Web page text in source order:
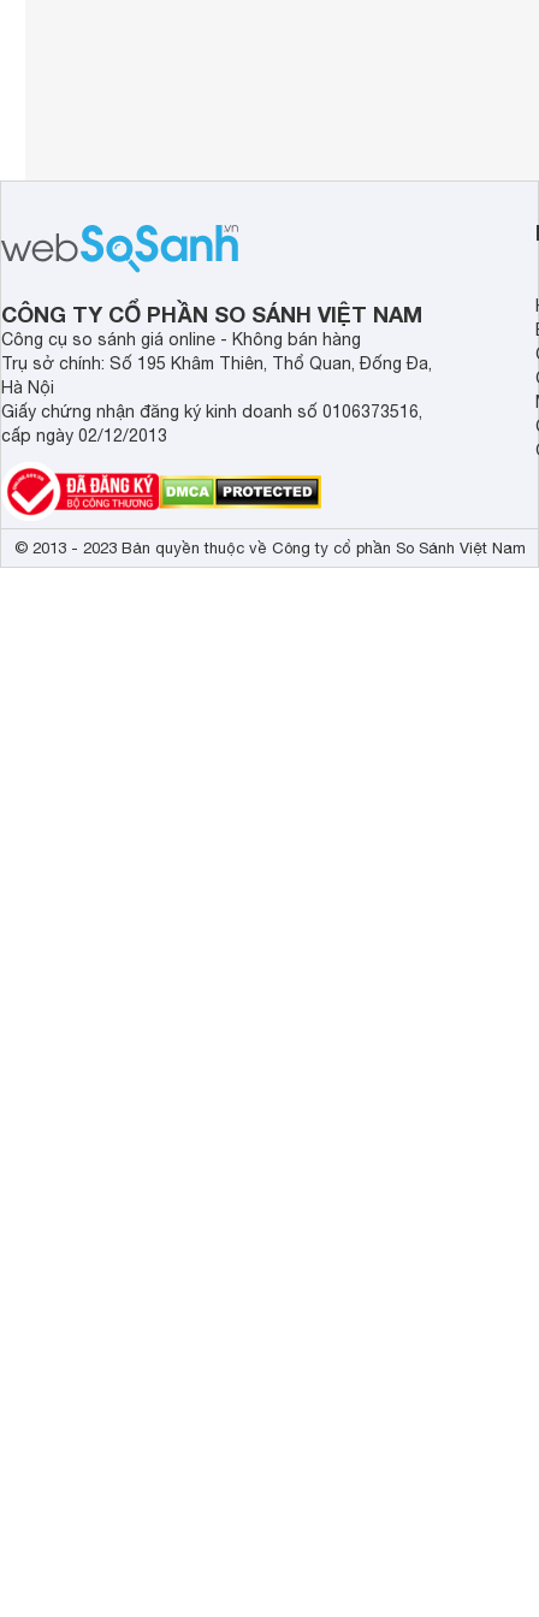
CÔNG TY CỔ PHẦN SO SÁNH VIỆT NAM
Công cụ so sánh giá online - Không bán hàng
Trụ sở chính: Số 195 Khâm Thiên, Thổ Quan, Đống Đa,
Hà Nội
Giấy chứng nhận đăng ký kinh doanh số 0106373516,
cấp ngày 02/12/2013
© 2013 - 2023 Bản quyền thuộc về Công ty cổ phần So Sánh Việt Nam